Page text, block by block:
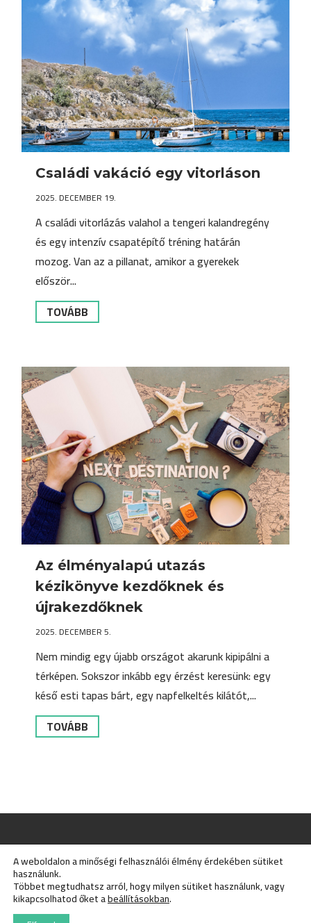
Családi vakáció egy vitorláson
2025. DECEMBER 19.
A családi vitorlázás valahol a tengeri kalandregény
és egy intenzív csapatépítő tréning határán
mozog. Van az a pillanat, amikor a gyerekek
először...
TOVÁBB
Az élményalapú utazás
kézikönyve kezdőknek és
újrakezdőknek
2025. DECEMBER 5.
Nem mindig egy újabb országot akarunk kipipálni a
térképen. Sokszor inkább egy érzést keresünk: egy
késő esti tapas bárt, egy napfelkeltés kilátót,...
TOVÁBB
Impresszum Általános Szerződési Feltételek
© 2026 beyondbudapest.hu
A weboldalon a minőségi felhasználói élmény érdekében sütiket
használunk.
Többet megtudhatsz arról, hogy milyen sütiket használunk, vagy
kikapcsolhatod őket abeállításokban.